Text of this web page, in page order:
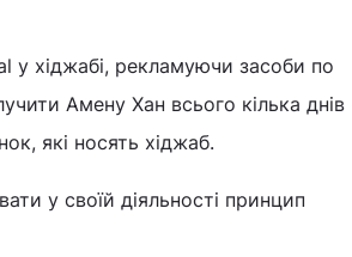
хіджабі, рекламуючи засоби по
Амену Хан всього кілька днів
які носять хіджаб.
у своїй діяльності принцип